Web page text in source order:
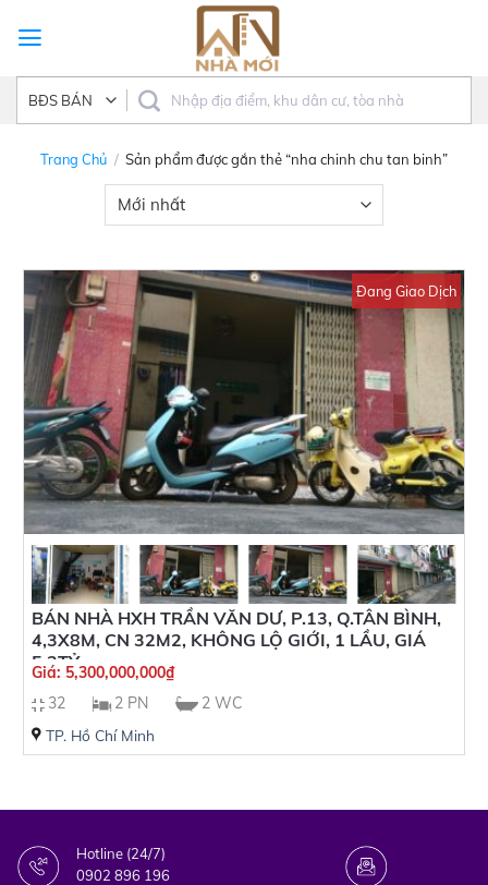
Trang Chủ / Sản phẩm được gắn thẻ “nha chinh chu tan binh”
Đang Giao Dịch
BÁN NHÀ HXH TRẦN VĂN DƯ, P.13, Q.TÂN BÌNH,
4,3X8M, CN 32M2, KHÔNG LỘ GIỚI, 1 LẦU, GIÁ
5.3TỶ
Giá: 5,300,000,000₫
32
2 PN 2 WC
TP. Hồ Chí Minh
Hotline (24/7)
0902 896 196